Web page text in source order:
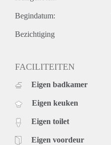
Begindatum:
Bezichtiging
FACILITEITEN
Eigen badkamer
Eigen keuken
Eigen toilet
Eigen voordeur